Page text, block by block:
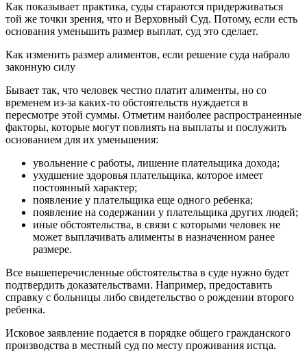
Как показывает практика, суды стараются придерживаться
той же точки зрения, что и Верховный Суд. Потому, если есть
основания уменьшить размер выплат, суд это сделает.
Как изменить размер алиментов, если решение суда набрало
законную силу
Бывает так, что человек честно платит алименты, но со
временем из-за каких-то обстоятельств нуждается в
пересмотре этой суммы. Отметим наиболее распространенные
факторы, которые могут повлиять на выплаты и послужить
основанием для их уменьшения:
увольнение с работы, лишение плательщика дохода;
ухудшение здоровья плательщика, которое имеет
постоянный характер;
появление у плательщика еще одного ребенка;
появление на содержании у плательщика других людей;
иные обстоятельства, в связи с которыми человек не
может выплачивать алименты в назначенном ранее
размере.
Все вышеперечисленные обстоятельства в суде нужно будет
подтвердить доказательствами. Например, предоставить
справку с больницы либо свидетельство о рождении второго
ребенка.
Исковое заявление подается в порядке общего гражданского
производства в местный суд по месту проживания истца.